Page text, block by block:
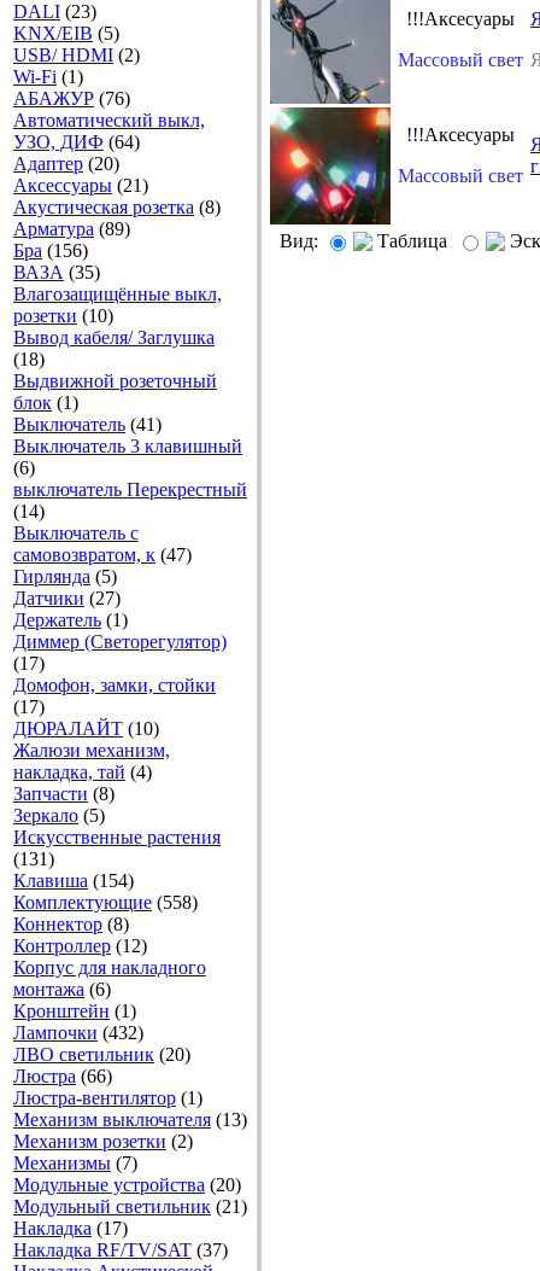
DALI (23)
KNX/EIB (5)
USB/ HDMI (2)
Wi-Fi (1)
АБАЖУР (76)
Автоматический выкл,
УЗО, ДИФ (64)
Адаптер (20)
Аксесcуары (21)
Акустическая розетка (8)
Арматура (89)
Бра (156)
ВАЗА (35)
Влагозащищённые выкл,
розетки (10)
Вывод кабеля/ Заглушка
(18)
Выдвижной розеточный
блок (1)
Выключатель (41)
Выключатель 3 клавишный
(6)
выключатель Перекрестный
(14)
Выключатель с
самовозвратом, к (47)
Гирлянда (5)
Датчики (27)
Держатель (1)
Диммер (Светорегулятор)
(17)
Домофон, замки, стойки
(17)
ДЮРАЛАЙТ (10)
Жалюзи механизм,
накладка, тай (4)
Запчасти (8)
Зеркало (5)
Искусственные растения
(131)
Клавиша (154)
Комплектующие (558)
Коннектор (8)
Контроллер (12)
Корпус для накладного
монтажа (6)
Кронштейн (1)
Лампочки (432)
ЛВО светильник (20)
Люстра (66)
Люстра-вентилятор (1)
Механизм выключателя (13)
Механизм розетки (2)
Механизмы (7)
Модульные устройства (20)
Модульный светильник (21)
Накладка (17)
Накладка RF/TV/SAT (37)
!!!Aксесуары
Массовый свет
!!!Aксесуары
Массовый свет
Вид: Таблица